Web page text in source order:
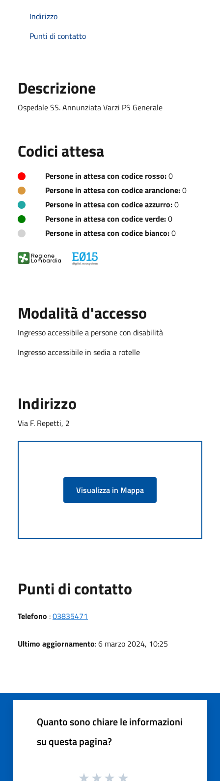
Indirizzo
Punti di contatto
Descrizione
Ospedale SS. Annunziata Varzi PS Generale
Codici attesa
Persone in attesa con codice rosso:0
Persone in attesa con codice arancione:0
Persone in attesa con codice azzurro:0
Persone in attesa con codice verde:0
Persone in attesa con codice bianco:0
Modalità d'accesso
Ingresso accessibile a persone con disabilità
Ingresso accessibile in sedia a rotelle
Indirizzo
Via F. Repetti, 2
Visualizza in Mappa
Punti di contatto
Telefono :03835471
Ultimo aggiornamento: 6 marzo 2024, 10:25
Quanto sono chiare le informazioni
su questa pagina?